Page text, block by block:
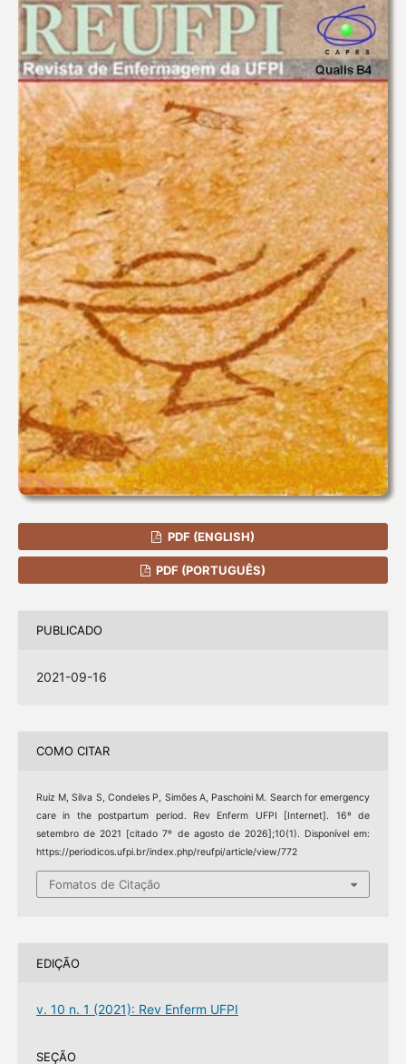
PDF (ENGLISH)
PDF (PORTUGUÊS)
PUBLICADO
2021-09-16
COMO CITAR
Ruiz M, Silva S, Condeles P, Simões A, Paschoini M. Search for emergency
care in the postpartum period. Rev Enferm UFPI [Internet]. 16º de
setembro de 2021 [citado 7º de agosto de 2026];10(1). Disponível em:
https://periodicos.ufpi.br/index.php/reufpi/article/view/772
Fomatos de Citação
EDIÇÃO
v. 10 n. 1 (2021): Rev Enferm UFPI
SEÇÃO